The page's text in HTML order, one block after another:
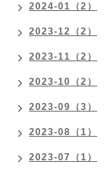
2024-01（2）
2023-12（2）
2023-11（2）
2023-10（2）
2023-09（3）
2023-08（1）
2023-07（1）